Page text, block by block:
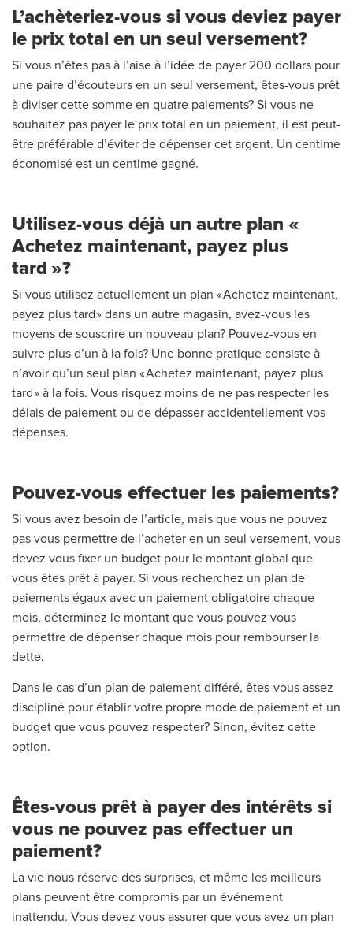
L’achèteriez-vous si vous deviez payer
le prix total en un seul versement?
Si vous n’êtes pas à l’aise à l’idée de payer 200 dollars pour
une paire d’écouteurs en un seul versement, êtes-vous prêt
à diviser cette somme en quatre paiements? Si vous ne
souhaitez pas payer le prix total en un paiement, il est peut-
être préférable d’éviter de dépenser cet argent. Un centime
économisé est un centime gagné.
Utilisez-vous déjà un autre plan «
Achetez maintenant, payez plus
tard »?
Si vous utilisez actuellement un plan « Achetez maintenant,
payez plus tard » dans un autre magasin, avez-vous les
moyens de souscrire un nouveau plan? Pouvez-vous en
suivre plus d’un à la fois? Une bonne pratique consiste à
n’avoir qu’un seul plan « Achetez maintenant, payez plus
tard » à la fois. Vous risquez moins de ne pas respecter les
délais de paiement ou de dépasser accidentellement vos
dépenses.
Pouvez-vous effectuer les paiements?
Si vous avez besoin de l’article, mais que vous ne pouvez
pas vous permettre de l’acheter en un seul versement, vous
devez vous fixer un budget pour le montant global que
vous êtes prêt à payer. Si vous recherchez un plan de
paiements égaux avec un paiement obligatoire chaque
mois, déterminez le montant que vous pouvez vous
permettre de dépenser chaque mois pour rembourser la
dette.
Dans le cas d’un plan de paiement différé, êtes-vous assez
discipliné pour établir votre propre mode de paiement et un
budget que vous pouvez respecter? Sinon, évitez cette
option.
Êtes-vous prêt à payer des intérêts si
vous ne pouvez pas effectuer un
paiement?
La vie nous réserve des surprises, et même les meilleurs
plans peuvent être compromis par un événement
inattendu. Vous devez vous assurer que vous avez un plan